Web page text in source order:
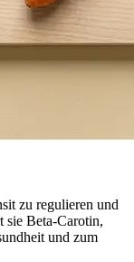
zu regulieren und
sie Beta-Carotin,
und zum